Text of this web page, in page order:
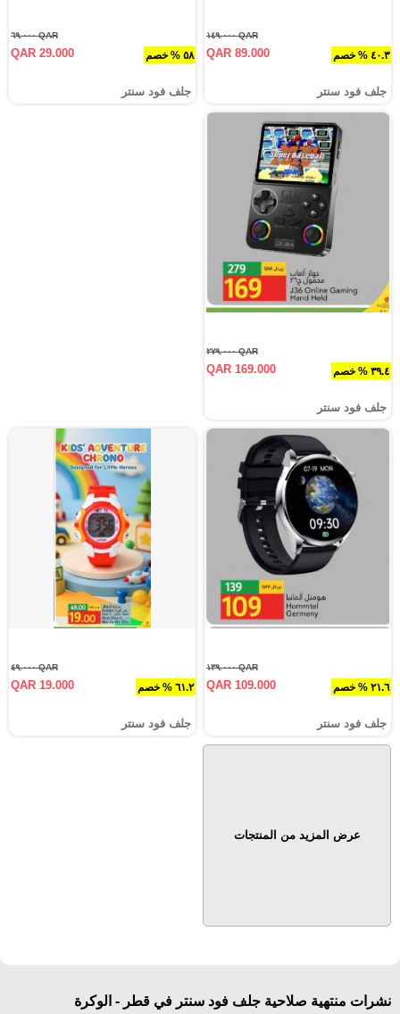
٤٠.٣ % خصم
QAR ١٤٩.٠٠٠
QAR 89.000
جلف فود سنتر
٥٨ % خصم
QAR ٦٩.٠٠٠
QAR 29.000
جلف فود سنتر
٣٩.٤ % خصم
QAR ٢٧٩.٠٠٠
QAR 169.000
جلف فود سنتر
٢١.٦ % خصم
QAR ١٣٩.٠٠٠
QAR 109.000
جلف فود سنتر
٦١.٢ % خصم
QAR ٤٩.٠٠٠
QAR 19.000
جلف فود سنتر
عرض المزيد من المنتجات
نشرات منتهية صلاحية جلف فود سنتر في قطر - الوكرة